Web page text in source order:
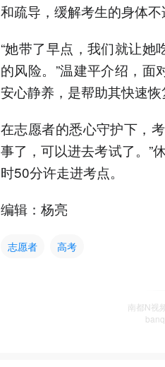
和疏导，缓解考生的身体不
“她带了早点，我们就让
的风险。”温建平介绍，
安心静养，是帮助其快速恢
在志愿者的悉心守护下，
事了，可以进去考试了。”
时50分许走进考点。
编辑：杨亮
志愿者
高考
南都N视